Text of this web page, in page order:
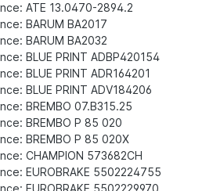
ATE 13.0470-2894.2
BARUM BA2017
BARUM BA2032
BLUE PRINT ADBP420154
BLUE PRINT ADR164201
BLUE PRINT ADV184206
BREMBO 07.B315.25
BREMBO P 85 020
BREMBO P 85 020X
CHAMPION 573682CH
EUROBRAKE 5502224755
EUROBRAKE 5502229970